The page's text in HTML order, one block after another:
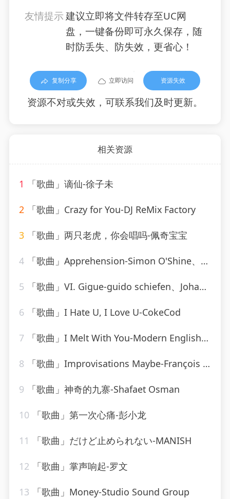
友情提示建议立即将文件转存至UC网
盘，一键备份即可永久保存，随
时防丢失、防失效，更省心！
复制分享 立即访问 资源失效
资源不对或失效，可联系我们及时更新。
相关资源
1 「歌曲」谪仙-徐子未
2 「歌曲」Crazy for You-DJ ReMix Factory
3 「歌曲」两只老虎，你会唱吗-佩奇宝宝
4 「歌曲」Apprehension-Simon O'Shine、Sergey Nevone
5 「歌曲」VI. Gigue-guido schiefen、Johann Sebastian Bach
6 「歌曲」I Hate U, I Love U-CokeCod
7 「歌曲」I Melt With You-Modern English_20260806_093842
8 「歌曲」Improvisations Maybe-François Joel Thiollier
9 「歌曲」神奇的九寨-Shafaet Osman
10 「歌曲」第一次心痛-彭小龙
11 「歌曲」だけど止められない-MANISH
12 「歌曲」掌声响起-罗文
13 「歌曲」Money-Studio Sound Group